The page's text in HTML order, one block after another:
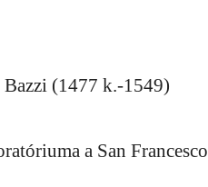
(1477 k.-1549)
a San Francesco